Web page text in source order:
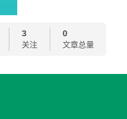
3
关注
0
文章总量